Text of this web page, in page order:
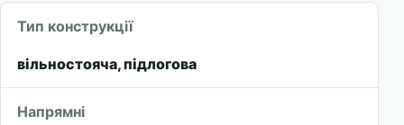
Тип конструкції
вільностояча, підлогова
Напрямні